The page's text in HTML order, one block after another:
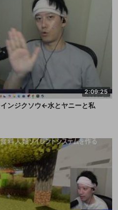
2:09:25
ンジクソウ←水とヤニーと私